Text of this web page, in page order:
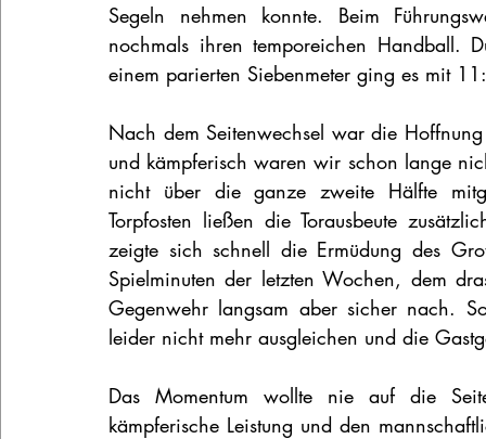
Segeln nehmen konnte. Beim
nochmals ihren temporeichen Handball.
einem parierten Siebenmeter ging es mit
Nach dem Seitenwechsel war die
und kämpferisch waren wir schon lange
nicht über die ganze zweite Hälfte
Torpfosten ließen die Torausbeute
zeigte sich schnell die Ermüdung des
Spielminuten der letzten Wochen, dem
Gegenwehr langsam aber sicher nach.
leider nicht mehr ausgleichen und die
Das Momentum wollte nie auf die
kämpferische Leistung und den